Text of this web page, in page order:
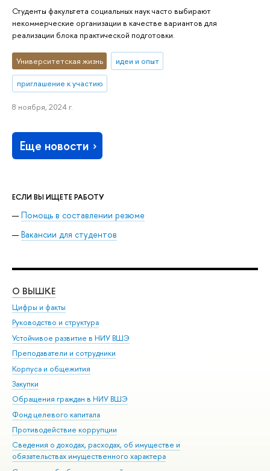
ЕСЛИ ВЫ ИЩЕТЕ РАБОТУ
Помощь в составлении резюме
Вакансии для студентов
Студенты факультета социальных наук часто выбирают
некоммерческие организации в качестве вариантов для
реализации блока практической подготовки.
Университетская жизнь идеи и опыт
приглашение к участию
8 ноября, 2024 г.
Еще новости
О ВЫШКЕ
Цифры и факты
Руководство и структура
Устойчивое развитие в НИУ ВШЭ
Преподаватели и сотрудники
Корпуса и общежития
Закупки
Обращения граждан в НИУ ВШЭ
Фонд целевого капитала
Противодействие коррупции
Сведения о доходах, расходах, об имуществе и
обязательствах имущественного характера